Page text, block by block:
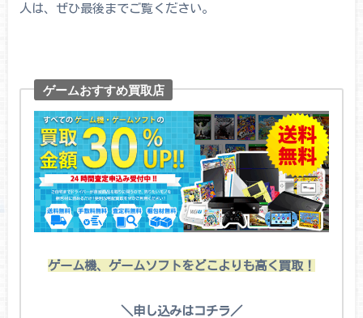
人は、ぜひ最後までご覧ください。
ゲームおすすめ買取店
ゲーム機、ゲームソフトをどこよりも高く買取！
＼申し込みはコチラ／